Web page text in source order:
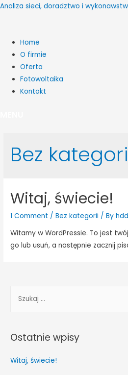
Analiza sieci, doradztwo i
Home
O firmie
Oferta
Fotowoltaika
Kontakt
Bez
Witaj, świecie!
1 Comment /Bez kategorii / By
Witamy w WordPressie. To jest
go lub usuń, a następnie zacznij
j
Ostatnie wpisy
Witaj, świecie!